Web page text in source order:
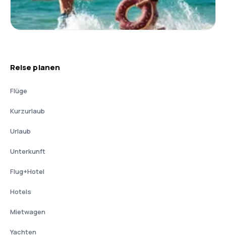
Reise planen
Flüge
Kurzurlaub
Urlaub
Unterkunft
Flug+Hotel
Hotels
Mietwagen
Yachten